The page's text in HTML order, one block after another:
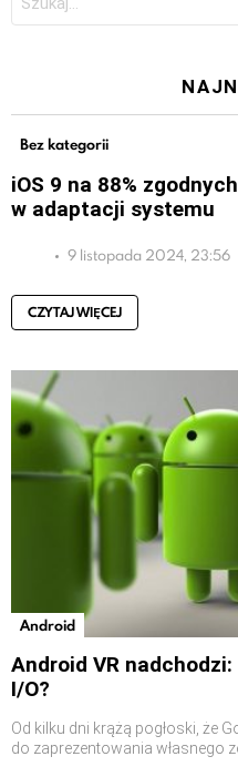
Bez kategorii
iOS 9 na 88%
w adaptacji systemu
9 listopada 2024, 23:56
CZYTAJ WIĘCEJ
Android
Android VR
I/O?
Od kilku dni krążą pogłoski, że
do zaprezentowania własnego